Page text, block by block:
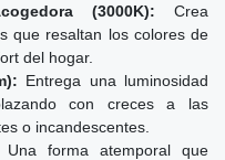
(3000K): Crea
que resaltan los colores de
del hogar.
Entrega una luminosidad
con creces a las
o incandescentes.
Una forma atemporal que